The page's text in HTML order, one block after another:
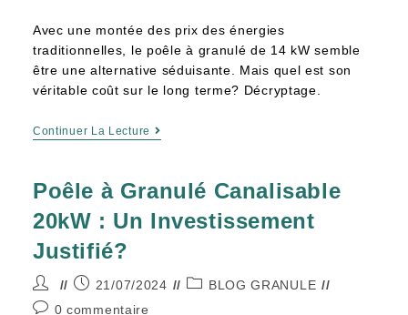
Avec une montée des prix des énergies
traditionnelles, le poêle à granulé de 14 kW semble
être une alternative séduisante. Mais quel est son
véritable coût sur le long terme? Décryptage.
Continuer La Lecture
Poêle à Granulé Canalisable
20kW : Un Investissement
Justifié?
21/07/2024
BLOG GRANULE
0 commentaire